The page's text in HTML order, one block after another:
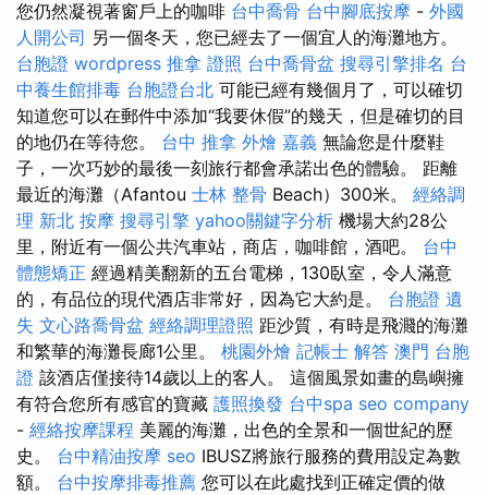
您仍然凝視著窗戶上的咖啡 台中喬骨 台中腳底按摩 - 外國
人開公司 另一個冬天，您已經去了一個宜人的海灘地方。
台胞證 wordpress 推拿 證照 台中喬骨盆 搜尋引擎排名 台
中養生館排毒 台胞證台北 可能已經有幾個月了，可以確切
知道您可以在郵件中添加“我要休假”的幾天，但是確切的目
的地仍在等待您。 台中 推拿 外燴 嘉義 無論您是什麼鞋
子，一次巧妙的最後一刻旅行都會承諾出色的體驗。 距離
最近的海灘（Afantou 士林 整骨 Beach）300米。 經絡調
理 新北 按摩 搜尋引擎 yahoo關鍵字分析 機場大約28公
里，附近有一個公共汽車站，商店，咖啡館，酒吧。 台中
體態矯正 經過精美翻新的五台電梯，130臥室，令人滿意
的，有品位的現代酒店非常好，因為它大約是。 台胞證 遺
失 文心路喬骨盆 經絡調理證照 距沙質，有時是飛濺的海灘
和繁華的海灘長廊1公里。 桃園外燴 記帳士 解答 澳門 台胞
證 該酒店僅接待14歲以上的客人。 這個風景如畫的島嶼擁
有符合您所有感官的寶藏 護照換發 台中spa seo company
- 經絡按摩課程 美麗的海灘，出色的全景和一個世紀的歷
史。 台中精油按摩 seo IBUSZ將旅行服務的費用設定為數
額。 台中按摩排毒推薦 您可以在此處找到正確定價的做